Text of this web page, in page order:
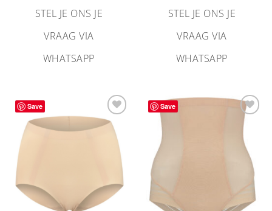
STEL JE ONS JE
VRAAG VIA
WHATSAPP
STEL JE ONS JE
VRAAG VIA
WHATSAPP
Save
Aan
verlanglijst
toevoegen
Save
Aan
toevoegen